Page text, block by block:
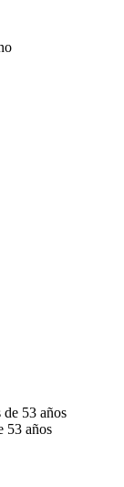
de 53 años
53 años